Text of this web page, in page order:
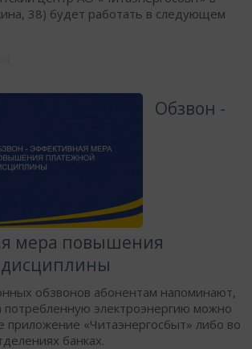
38) будет работать в следующем
Обзвон -
мера повышения
обзвонов абонентам напоминают,
потребленную электроэнергию можно
приложение «Читаэнергосбыт» либо во
банках.